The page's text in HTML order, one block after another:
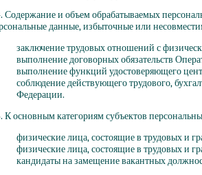
Содержание и объем обрабатываемых
данные, избыточные или
заключение трудовых отношений с
выполнение договорных обязательств
выполнение функций удостоверяющего
соблюдение действующего трудового,
Федерации.
К основным категориям субъектов
физические лица, состоящие в трудовых и
физические лица, состоящие в трудовых и
кандидаты на замещение вакантных